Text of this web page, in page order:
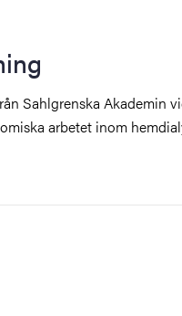
Sahlgrenska Akademin
arbetet inom